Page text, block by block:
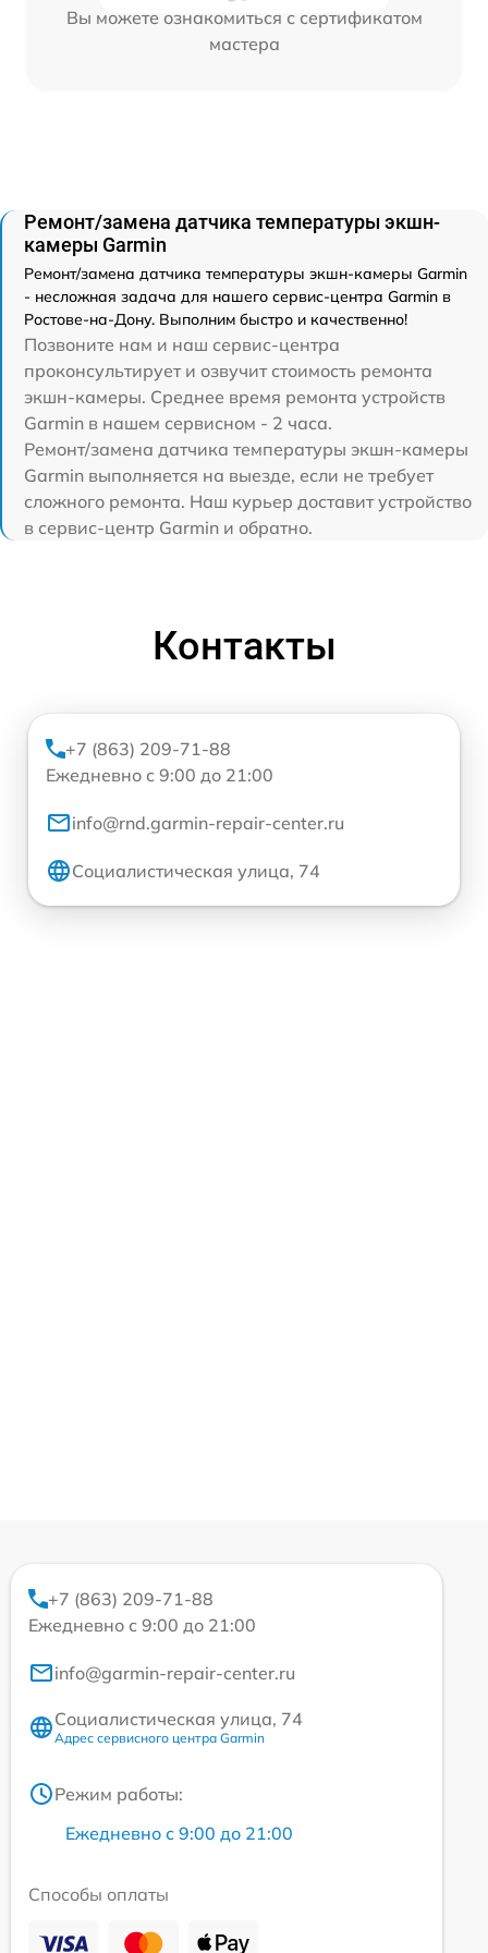
Вы можете ознакомиться с сертификатом
мастера
Ремонт/замена датчика температуры экшн-
камеры Garmin
Ремонт/замена датчика температуры экшн-камеры Garmin
- несложная задача для нашего сервис-центра Garmin в
Ростове-на-Дону. Выполним быстро и качественно!
Позвоните нам и наш сервис-центра
проконсультирует и озвучит стоимость ремонта
экшн-камеры. Среднее время ремонта устройств
Garmin в нашем сервисном - 2 часа.
Ремонт/замена датчика температуры экшн-камеры
Garmin выполняется на выезде, если не требует
сложного ремонта. Наш курьер доставит устройство
в сервис-центр Garmin и обратно.
Контакты
+7 (863) 209-71-88
Ежедневно с 9:00 до 21:00
info@rnd.garmin-repair-center.ru
Социалистическая улица, 74
+7 (863) 209-71-88
Ежедневно с 9:00 до 21:00
info@garmin-repair-center.ru
Социалистическая улица, 74
Адрес сервисного центра Garmin
Режим работы:
Ежедневно с 9:00 до 21:00
Способы оплаты